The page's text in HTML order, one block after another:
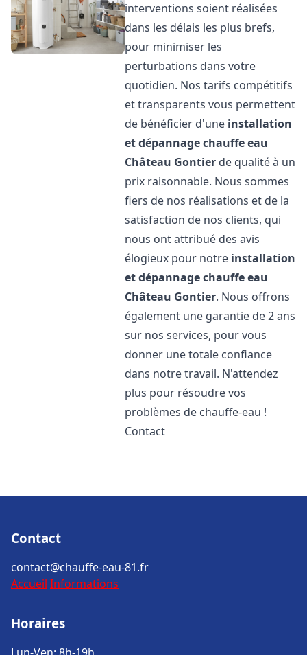
interventions soient réalisées
dans les délais les plus brefs,
pour minimiser les
perturbations dans votre
quotidien. Nos tarifs compétitifs
et transparents vous permettent
de bénéficier d'une installation
et dépannage chauffe eau
Château Gontier de qualité à un
prix raisonnable. Nous sommes
fiers de nos réalisations et de la
satisfaction de nos clients, qui
nous ont attribué des avis
élogieux pour notre installation
et dépannage chauffe eau
Château Gontier. Nous offrons
également une garantie de 2 ans
sur nos services, pour vous
donner une totale confiance
dans notre travail. N'attendez
plus pour résoudre vos
problèmes de chauffe-eau !
Contact
Contact
contact@chauffe-eau-81.fr
Accueil Informations
Horaires